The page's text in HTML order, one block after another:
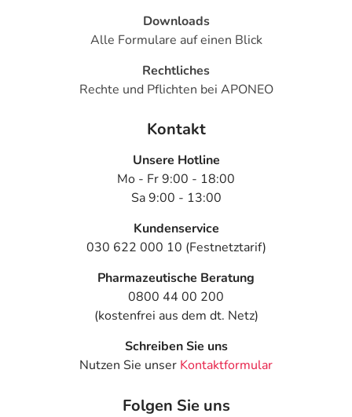
Downloads
Alle Formulare auf einen Blick
Rechtliches
Rechte und Pflichten bei APONEO
Kontakt
Unsere Hotline
Mo - Fr 9:00 - 18:00
Sa 9:00 - 13:00
Kundenservice
030 622 000 10 (Festnetztarif)
Pharmazeutische Beratung
0800 44 00 200
(kostenfrei aus dem dt. Netz)
Schreiben Sie uns
Nutzen Sie unser Kontaktformular
Folgen Sie uns